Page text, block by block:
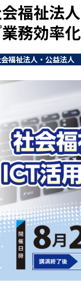
福祉法
業務効率
福祉法人・公益法人